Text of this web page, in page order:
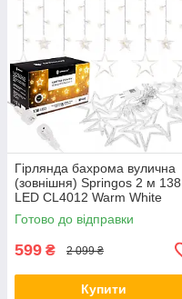
Гірлянда бахрома вулична
(зовнішня) Springos 2 м 138
LED CL4012 Warm White
orig447
Готово до відправки
599 ₴ 2 099 ₴
Купити